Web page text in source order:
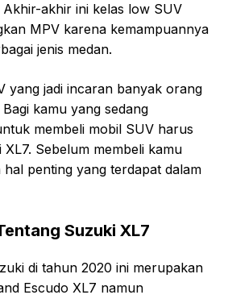
akhir ini kelas low SUV
MPV karena kemampuannya
jenis medan.
yang jadi incaran banyak orang
kamu yang sedang
membeli mobil SUV harus
Sebelum membeli kamu
penting yang terdapat dalam
Suzuki XL7
di tahun 2020 ini merupakan
Escudo XL7 namun